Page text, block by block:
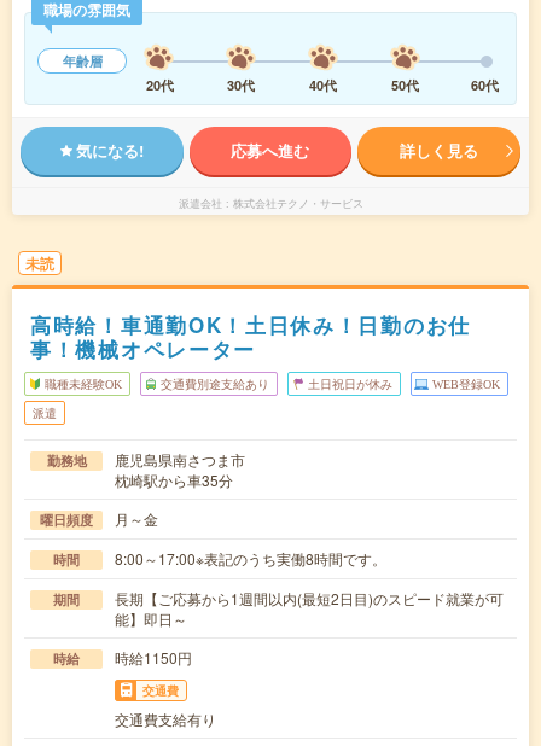
職場の雰囲気
年齢層
20代
30代 40代 50代 60代
気になる! 応募へ進む 詳しく見る
派遣会社 株式会社テクノ・サービス
未読
高時給！車通勤OK！土日休み！日勤のお仕
事！機械オペレーター
職種未経験OK 交通費別途支給あり 土日祝日が休み WEB登録OK
派遣
勤務地
鹿児島県南さつま市
枕崎駅から車35分
曜日頻度 月～金
時間 8:00～17:00※表記のうち実働8時間です。
期間
長期【ご応募から1週間以内(最短2日目)のスピード就業が可
能】即日～
時給 時給1150円
交通費
交通費支給有り